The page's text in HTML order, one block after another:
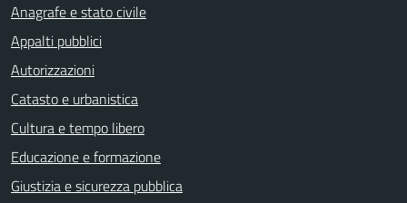
Anagrafe e stato civile
Appalti pubblici
Autorizzazioni
Catasto e urbanistica
Cultura e tempo libero
Educazione e formazione
Giustizia e sicurezza pubblica